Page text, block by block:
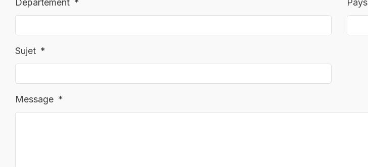
Département Pays
Sujet
Message